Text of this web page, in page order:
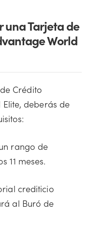
una Tarjeta de
World
Crédito
deberás de
rango de
11 meses.
crediticio
al Buró de